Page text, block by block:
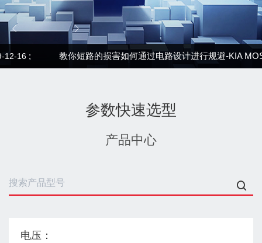
2019-12-16; MOS管电路工作原理详解，MOS管工作原
16; 教你短路的损害如何通过电路设计进行规避-KIA MOS
管电路工作原理详解，MOS管工作原理文章-KIA MOS管 2019-
参数快速选型
产品中心
电压：